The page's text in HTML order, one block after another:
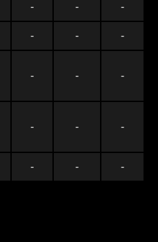
- - -
- - -
- - -
- - -
- - -